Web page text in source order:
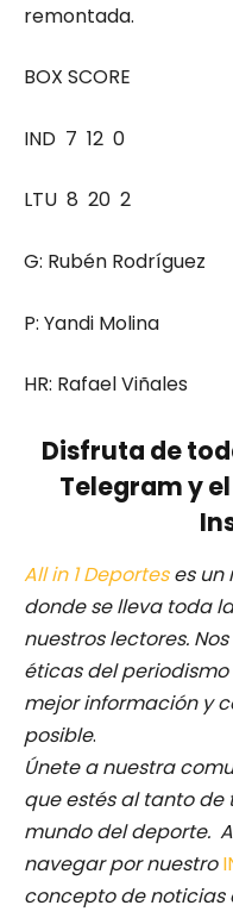
remontada.
BOX SCORE
IND 7 12 0
LTU 8 20 2
G: Rubén Rodríguez
P: Yandi Molina
HR: Rafael Viñales
Disfruta de
Telegram y
All in 1 Deporteses un
donde se lleva toda
nuestros lectores.
éticas del
mejor información y
posible.
Únete a nuestra
que estés al tanto de
mundo del deporte.
navegar por nuestro
concepto de noticias